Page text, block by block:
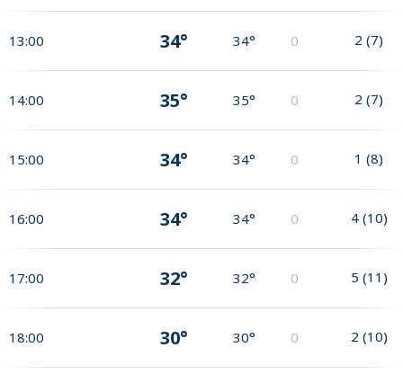
13:00 34° 34° 0 2 (7)
14:00 35° 35° 0 2 (7)
15:00 34° 34° 0 1 (8)
16:00 34° 34° 0 4 (10)
17:00 32° 32° 0 5 (11)
18:00 30° 30° 0 2 (10)